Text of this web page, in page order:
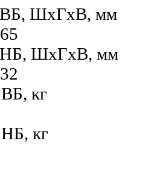
ВБ, ШхГхВ, мм
НБ, ШхГхВ, мм
кг
кг